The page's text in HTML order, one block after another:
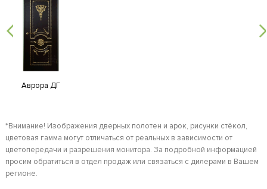
Аврора ДГ
*Внимание! Изображения дверных полотен и арок, рисунки стёкол,
цветовая гамма могут отличаться от реальных в зависимости от
цветопередачи и разрешения монитора. За подробной информацией
просим обратиться в отдел продаж или связаться с дилерами в Вашем
регионе.